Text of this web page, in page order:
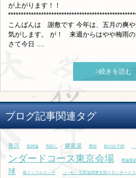
が上がります！！
こんばんは 謝敷です 今年は、五月の爽
気がします。 が！ 来週からはやや梅雨
さて今日 ....
>続きを読む
ブログ記事関連タグ
香川 鬼神論 馬刺し 麻黄湯 黄砂 鮭の白子焼
ンダードコース東京会場
齋藤鳳
球
鳥インフルエンザ （一社）北辰会関東支部スタンダードコ